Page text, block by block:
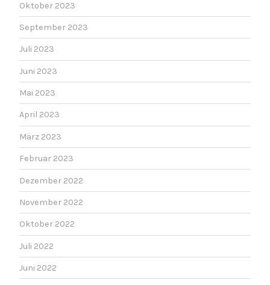
Oktober 2023
September 2023
Juli 2023
Juni 2023
Mai 2023
April 2023
März 2023
Februar 2023
Dezember 2022
November 2022
Oktober 2022
Juli 2022
Juni 2022